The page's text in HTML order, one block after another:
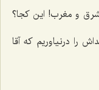
و مغرب! این کجا؟
را درنیاوریم که آقا